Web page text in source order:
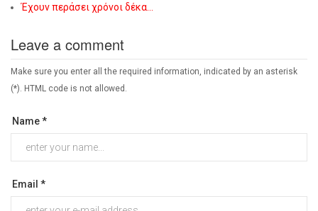
Έχουν περάσει χρόνοι δέκα…
Leave a comment
Make sure you enter all the required information, indicated by an asterisk
(*). HTML code is not allowed.
Name *
Email *